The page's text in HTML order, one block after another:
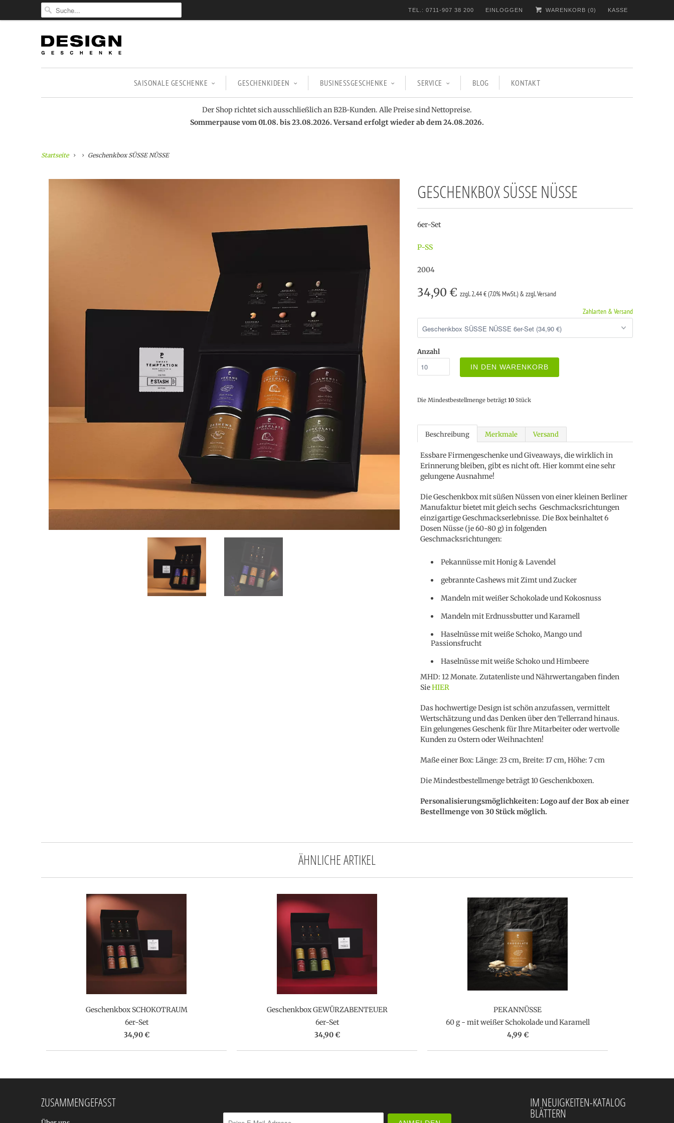
TEL.: 0711-907 38 200 EINLOGGEN WARENKORB (0) KASSE
SAISONALE GESCHENKE GESCHENKIDEEN BUSINESSGESCHENKE SERVICE BLOG KONTAKT
Der Shop richtet sich ausschließlich an B2B-Kunden. Alle Preise sind Nettopreise.
Sommerpause vom 01.08. bis 23.08.2026. Versand erfolgt wieder ab dem 24.08.2026.
Startseite Geschenkbox SÜSSE NÜSSE
GESCHENKBOX SÜSSE NÜSSE
6er-Set
P-SS
2004
34,90 € zzgl. 2,44 € (7.0% MwSt.) & zzgl. Versand
Zahlarten & Versand
Anzahl
IN DEN WARENKORB
Die Mindestbestellmenge beträgt 10 Stück
Beschreibung Merkmale Versand
Essbare Firmengeschenke und Giveaways, die wirklich in
Erinnerung bleiben, gibt es nicht oft. Hier kommt eine sehr
gelungene Ausnahme!
Die Geschenkbox mit süßen Nüssen von einer kleinen Berliner
Manufaktur bietet mit gleich sechs Geschmacksrichtungen
einzigartige Geschmackserlebnisse. Die Box beinhaltet 6
Dosen Nüsse (je 60-80 g) in folgenden
Geschmacksrichtungen:
Pekannüsse mit Honig & Lavendel
gebrannte Cashews mit Zimt und Zucker
Mandeln mit weißer Schokolade und Kokosnuss
Mandeln mit Erdnussbutter und Karamell
Haselnüsse mit weiße Schoko, Mango und
Passionsfrucht
Haselnüsse mit weiße Schoko und Himbeere
MHD: 12 Monate. Zutatenliste und Nährwertangaben finden
SieHIER
Das hochwertige Design ist schön anzufassen, vermittelt
Wertschätzung und das Denken über den Tellerrand hinaus.
Ein gelungenes Geschenk für Ihre Mitarbeiter oder wertvolle
Kunden zu Ostern oder Weihnachten!
Maße einer Box: Länge: 23 cm, Breite: 17 cm, Höhe: 7 cm
Die Mindestbestellmenge beträgt 10 Geschenkboxen.
Personalisierungsmöglichkeiten: Logo auf der Boxab einer
Bestellmenge von 30 Stück möglich.
ÄHNLICHE ARTIKEL
Geschenkbox SCHOKOTRAUM
6er-Set
34,90 €
Geschenkbox GEWÜRZABENTEUER
6er-Set
34,90 €
PEKANNÜSSE
60 g - mit weißer Schokolade und Karamell
4,99 €
ZUSAMMENGEFASST IM NEUIGKEITEN-KATALOG
BLÄTTERN